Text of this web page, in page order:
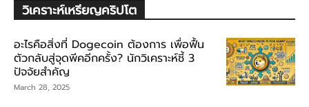
วิเคราะห์เหรียญคริปโต
อะไรคือสิ่งที่ Dogecoin ต้องการ เพื่อฟื้น
ตัวกลับสู่จุดพีคอีกครั้ง? นักวิเคราะห์ชี้ 3
ปัจจัยสำคัญ
March 28, 2025